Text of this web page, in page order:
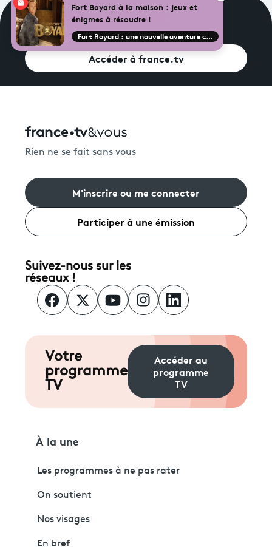
Fort Boyard à la maison : jeux et
énigmes à résoudre !
Fort Boyard : une nouvelle aventure commence !
Voir ou revoir vos émissions
Accéder à france.tv
Rien ne se fait sans vous
M'inscrire ou me connecter
Participer à une émission
Suivez-nous sur les
réseaux !
Votre
programme
TV
Accéder au
programme
TV
À la une
Les programmes à ne pas rater
On soutient
Nos visages
En bref